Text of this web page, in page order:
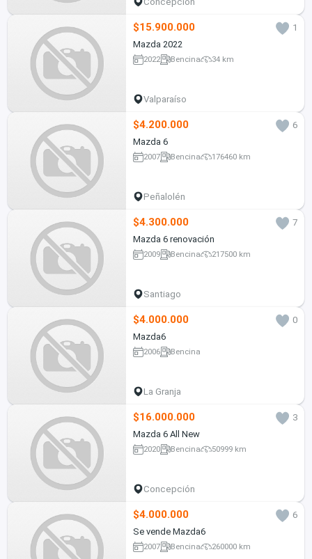
$15.900.000
1
Mazda 2022
2022 Bencina 34 km
Valparaíso
$4.200.000
6
Mazda 6
2007 Bencina 176460 km
Peñalolén
$4.300.000
7
Mazda 6 renovación
2009 Bencina 217500 km
Santiago
$4.000.000
0
Mazda6
2006 Bencina
La Granja
$16.000.000
3
Mazda 6 All New
2020 Bencina 50999 km
Concepción
$4.000.000
6
Se vende Mazda6
2007 Bencina 260000 km